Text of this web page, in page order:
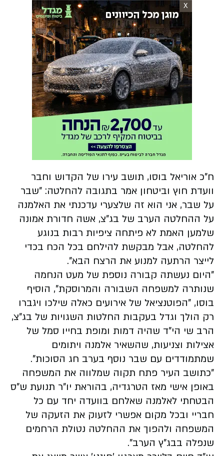
X
ח"כ אוריאל בוסו, תושב עירו של הקדוש וחבר
וועדת חוץ וביטחון אמר בתגובה להחלטה: "שבר
על שבר, אני הוא זה שלצערי עדכנתי את האלמנה
על ההחלטה הערב של בג"צ, אשה חדורת אמונה
שלמען האמת לא פיתחה ציפיות רבות בנוגע
להחלטה, אבל מבקשת להילחם בכל הכח בכדי
לייצר הרתעה למנוע את הרצח הבא".
"היום נעשתה קבורה נוספת של מעט הנחמה
שנותרה למשפחה השבורה והמרוסקת", הוסיף
בוסו, "הפוטנציאל של אירועים כאלה שילכו ויגברו
רק הולך וגדל בעקבות החלטות השגויות של בג"צ,
הרב שי הי"ד שהיה דמות ומופת בחייו סמל של
אצילות וצניעות, שהשאיר אלמנה ויתומים
שמתמודדים עם שבר נוסף בערב חג הסוכות".
"כתושב העיר פתח תקוה שמלווה את המשפחה
באופן אישי מאז הטרגדיה, בהוראת יו"ר תנועת ש"ס
הבטחתי לאלמנה שאלחם בוועדה יחד עם כל
חבריי ובכל מקום אפשרי לזעוק את הזעקה של
המשפחה ולהפוך את ההחלטה נטולת הרחמים
שנפלה בבג"ץ הערב".